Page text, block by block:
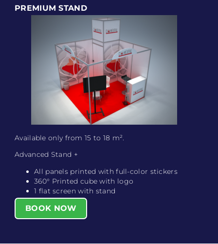
PREMIUM STAND
Available only from 15 to 18 m².
Advanced Stand +
All panels printed with full-color stickers
360° Printed cube with logo
1 flat screen with stand
BOOK NOW